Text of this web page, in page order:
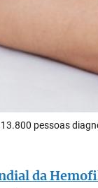
pessoas
da